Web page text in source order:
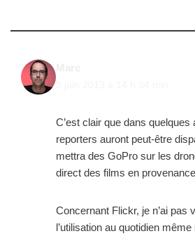
C’est clair que dans
reporters auront peut-être
mettra des GoPro sur les
direct des films en
Concernant Flickr, je n’ai pas
l’utilisation au quotidien